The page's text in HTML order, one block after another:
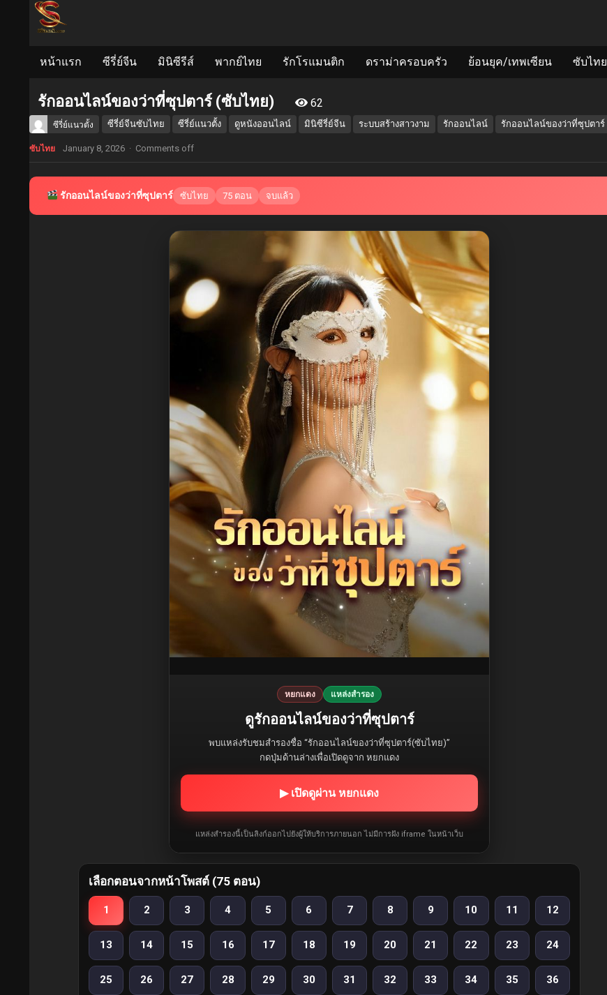
หน้าแรก ซีรี่ย์จีน มินิซีรีส์ พากย์ไทย รักโรแมนติก ดราม่าครอบครัว ย้อนยุค/เทพเซียน ซับไทย
รักออนไลน์ของว่าที่ซุปตาร์ (ซับไทย) 62
ซีรี่ย์แนวตั้ง ซีรี่ย์จีนซับไทย ซีรี่ย์แนวตั้ง ดูหนังออนไลน์ มินิซีรี่ย์จีน ระบบสร้างสาวงาม รักออนไลน์ รักออนไลน์ของว่าที่ซุปตาร์
ซับไทย January 8, 2026 · Comments off
รักออนไลน์ของว่าที่ซุปตาร์ ซับไทย 75 ตอน จบแล้ว
หยกแดง แหล่งสำรอง
ดูรักออนไลน์ของว่าที่ซุปตาร์
พบแหล่งรับชมสำรองชื่อ “รักออนไลน์ของว่าที่ซุปตาร์(ซับไทย)”
กดปุ่มด้านล่างเพื่อเปิดดูจาก หยกแดง
▶ เปิดดูผ่าน หยกแดง
แหล่งสำรองนี้เป็นลิงก์ออกไปยังผู้ให้บริการภายนอก ไม่มีการฝัง iframe ในหน้าเว็บ
เลือกตอนจากหน้าโพสต์ (75 ตอน)
1 2 3 4 5 6 7 8 9 10 11 12
13 14 15 16 17 18 19 20 21 22 23 24
25 26 27 28 29 30 31 32 33 34 35 36